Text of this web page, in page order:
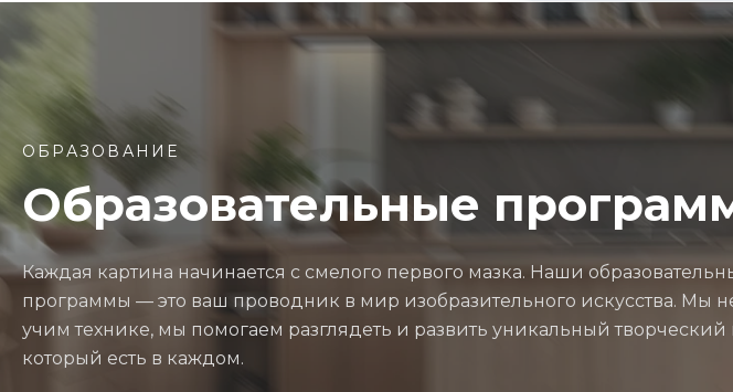
ОБРАЗОВАНИЕ
Образовательные
Каждая картина начинается с смелого первого мазка. Наши
программы — это ваш проводник в мир изобразительного искусства. Мы
учим технике, мы помогаем разглядеть и развить уникальный творческий
который есть в каждом.